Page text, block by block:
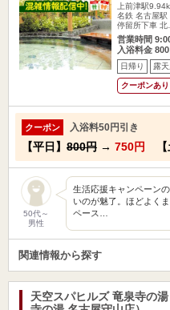
上前津駅
名鉄 名古屋駅
停留所下車 北
営業時間
入浴料金
日帰り 露
クーポンあり
クーポン 入浴料50円引き
【平日】 800円 → 750円 【
50代～
男性
生活応援キャンペーン
いのが魅了。ほどよく
ペース…
関連情報から探す
天空スパヒルズ 竜泉寺の